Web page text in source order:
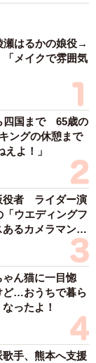
瀬はるかの娘役→
メイクで雰囲気
四国まで 65歳の
ングの休憩まで
よ！」
役者 ライダー演
「ウエディングフ
るカメラマン求
ん猫に一目惚
…おうちで暮ら
ったよ！
歌手、熊本へ支援